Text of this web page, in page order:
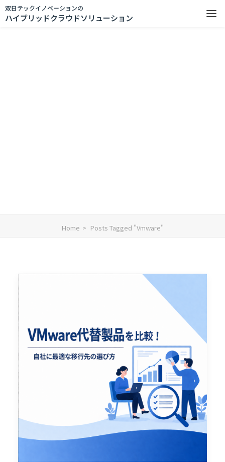
双日テックイノベーションの
ハイブリッドクラウドソリューション
Home Posts Tagged "Vmware"